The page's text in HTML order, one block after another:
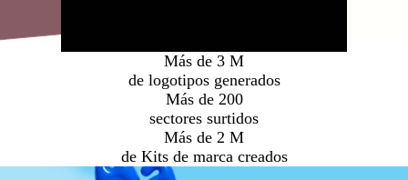
Medios de comunicación
Más de 3 M
de logotipos generados
Más de 200
sectores surtidos
Más de 2 M
de Kits de marca creados